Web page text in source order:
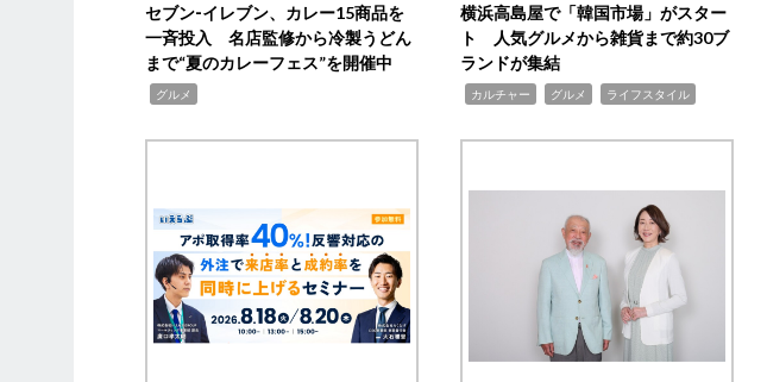
セブン‐イレブン、カレー15商品を
一斉投入 名店監修から冷製うどん
まで“夏のカレーフェス”を開催中
グルメ
横浜高島屋で「韓国市場」がスター
ト 人気グルメから雑貨まで約30ブ
ランドが集結
カルチャー グルメ ライフスタイル